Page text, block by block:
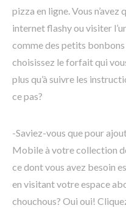
pizza en ligne. Vous n’avez
internet flashy ou visiter
comme des petits
choisissez le forfait qui
plus qu’à suivre les
ce pas?
-Saviez-vous que pour
Mobile à votre collection
ce dont vous avez besoin
en visitant votre espace
chouchous? Oui oui!